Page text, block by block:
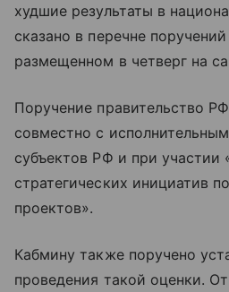
худшие результаты в
сказано в перечне
размещенном в четверг на
Поручение правительство
совместно с
субъектов РФ и при участии
стратегических инициатив
проектов».
Кабмину также поручено
проведения такой оценки.